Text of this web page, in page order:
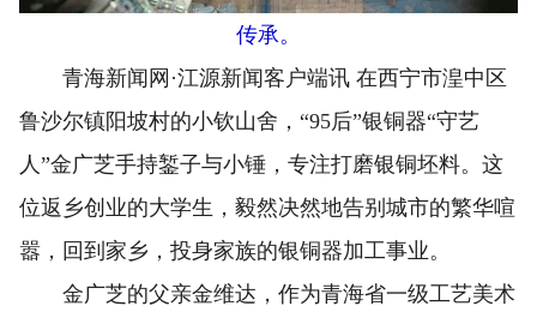
传承。
青海新闻网·江源新闻客户端讯 在西宁市湟中区
鲁沙尔镇阳坡村的小钦山舍，“95后”银铜器“守艺
人”金广芝手持錾子与小锤，专注打磨银铜坯料。这
位返乡创业的大学生，毅然决然地告别城市的繁华喧
嚣，回到家乡，投身家族的银铜器加工事业。
金广芝的父亲金维达，作为青海省一级工艺美术